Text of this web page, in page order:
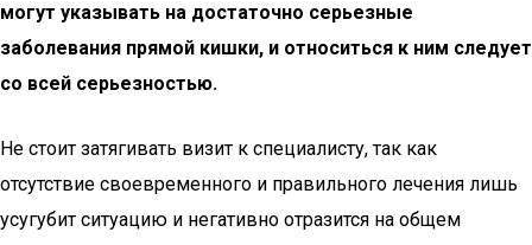
могут указывать на достаточно серьезные
заболевания прямой кишки, и относиться к ним следует
со всей серьезностью.
Не стоит затягивать визит к специалисту, так как
отсутствие своевременного и правильного лечения лишь
усугубит ситуацию и негативно отразится на общем